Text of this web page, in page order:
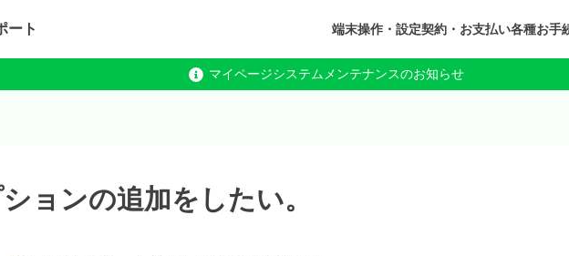
ート 端末操作・設定契約・お支払い各種お手
マイページシステムメンテナンスのお知らせ
ョンの追加をしたい。